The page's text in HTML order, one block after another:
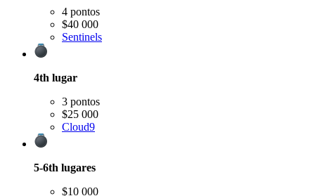
4 pontos
$40 000
Sentinels
4th lugar
3 pontos
$25 000
Cloud9
5-6th lugares
$10 000